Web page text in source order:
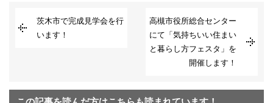
茨木市で完成見学会を行
います！
高槻市役所総合センター
にて「気持ちいい住まい
と暮らし方フェスタ」を
開催します！